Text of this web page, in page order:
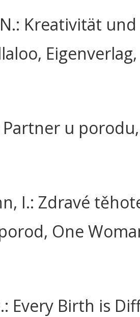
Kreativität
Partner u
I.: Zdravé
One
Every Birth is